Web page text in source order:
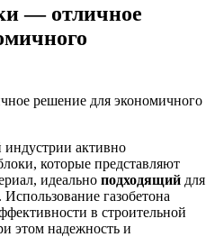
— отличное
индустрии активно
которые представляют
идеально подходящий для
газобетона
в строительной
этом надежность и